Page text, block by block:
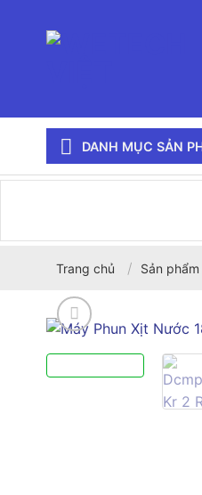
DANH MỤC SẢN
Trang chủ / Sản phẩm